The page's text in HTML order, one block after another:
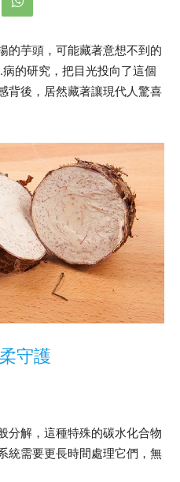
的芋頭，可能藏著意想不到的
的研究，把目光投向了這個
背後，居然藏著讓現代人驚喜
守護
分解，這種特殊的碳水化合物
統需要更長時間處理它們，無